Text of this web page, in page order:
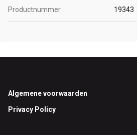
Productnummer 19343
Footer
Algemene voorwaarden
Privacy Policy